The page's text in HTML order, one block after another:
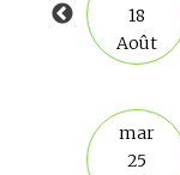
18
Août
mar
25